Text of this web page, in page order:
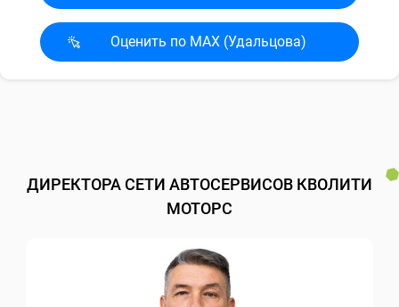
Оценить по MAX (Удальцова)
ДИРЕКТОРА СЕТИ АВТОСЕРВИСОВ КВОЛИТИ
МОТОРС